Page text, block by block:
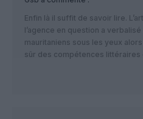
Enfin là il suffit de savoir lire.
l’agence en question a
mauritaniens sous les yeux
sûr des compétences littéraires